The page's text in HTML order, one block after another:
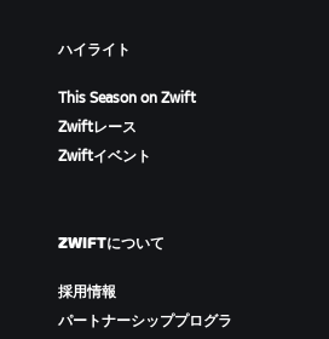
ハイライト
This Season on Zwift
Zwiftレース
Zwiftイベント
ZWIFTについて
採用情報
パートナーシッププログラ